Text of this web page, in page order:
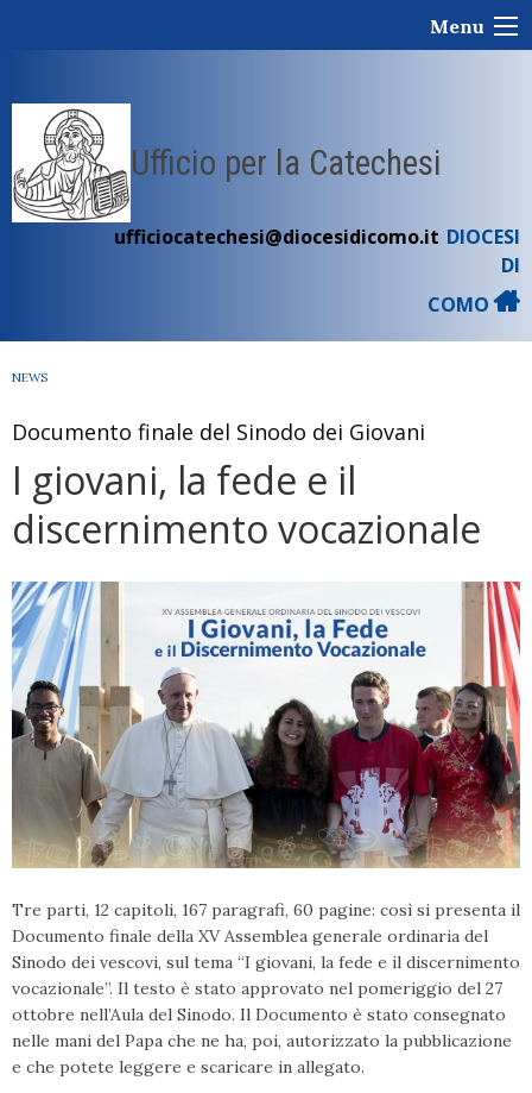
Menu
Ufficio per la Catechesi
ufficiocatechesi@diocesidicomo.it DIOCESI
DI
COMO
NEWS
Documento finale del Sinodo dei Giovani
I giovani, la fede e il
discernimento vocazionale
Tre parti, 12 capitoli, 167 paragrafi, 60 pagine: così si presenta il
Documento finale della XV Assemblea generale ordinaria del
Sinodo dei vescovi, sul tema “I giovani, la fede e il discernimento
vocazionale”. Il testo è stato approvato nel pomeriggio del 27
ottobre nell’Aula del Sinodo. Il Documento è stato consegnato
nelle mani del Papa che ne ha, poi, autorizzato la pubblicazione
e che potete leggere e scaricare in allegato.